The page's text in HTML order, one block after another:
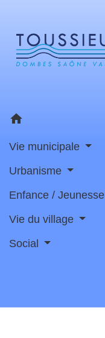
home
Vie municipale
Urbanisme
Enfance / Jeunesse
Vie du village
Social